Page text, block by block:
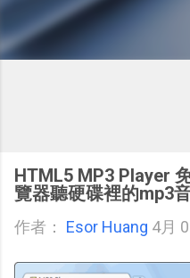
HTML5 MP3 Player
覽器聽硬碟裡的mp3
作者： Esor Huang 4月